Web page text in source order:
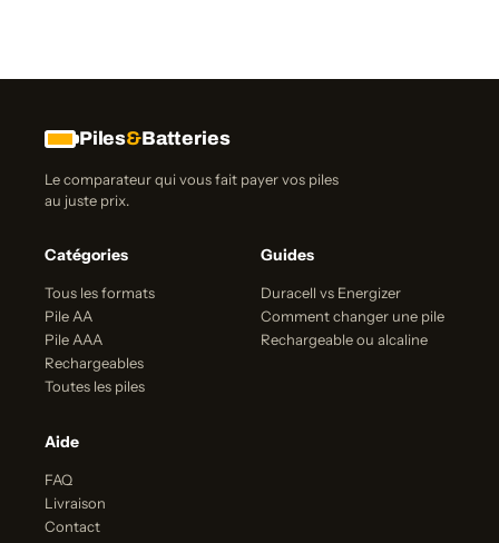
Piles&Batteries
Le comparateur qui vous fait payer vos piles
au juste prix.
Catégories
Tous les formats
Pile AA
Pile AAA
Rechargeables
Toutes les piles
Guides
Duracell vs Energizer
Comment changer une pile
Rechargeable ou alcaline
Aide
FAQ
Livraison
Contact